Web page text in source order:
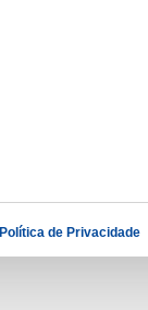
Política de Privacidade